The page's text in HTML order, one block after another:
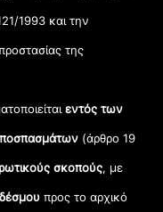
1993 και την
της
εντός των
(άρθρο 19
σκοπούς, με
προς το αρχικό